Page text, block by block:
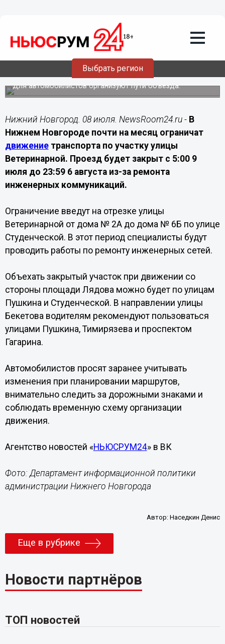
Выбрать регион
Улицу Ветеринарную частично
перекроют в Нижнем Новгороде до 6
августа
Ограничения связаны с ремонтом инженерных сетей.
Для автомобилистов организуют пути объезда.
Нижний Новгород. 08 июля. NewsRoom24.ru - В
Нижнем Новгороде почти на месяц ограничат
движениетранспорта по участку улицы
Ветеринарной. Проезд будет закрыт с 5:00 9
июля до 23:59 6 августа из-за ремонта
инженерных коммуникаций.
Ограничение введут на отрезке улицы
Ветеринарной от дома № 2А до дома № 6Б по улице
Студенческой. В этот период специалисты будут
проводить работы по ремонту инженерных сетей.
Объехать закрытый участок при движении со
стороны площади Лядова можно будет по улицам
Пушкина и Студенческой. В направлении улицы
Бекетова водителям рекомендуют пользоваться
улицами Пушкина, Тимирязева и проспектом
Гагарина.
Автомобилистов просят заранее учитывать
изменения при планировании маршрутов,
внимательно следить за дорожными знаками и
соблюдать временную схему организации
движения.
Агентство новостей «НЬЮСРУМ24» в ВК
Фото: Департамент информационной политики
администрации Нижнего Новгорода
Автор:Наседкин Денис
Еще в рубрике
Новости партнёров
ТОП новостей